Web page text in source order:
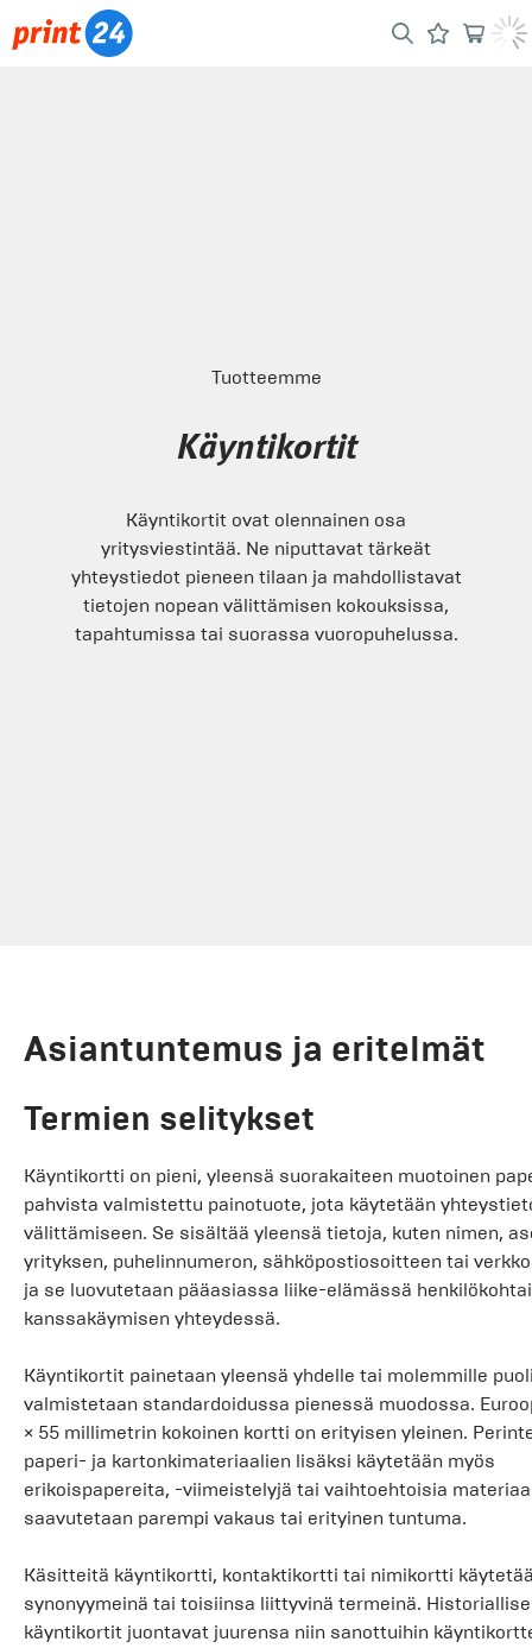
Tuotteemme
Käyntikortit
Käyntikortit ovat olennainen osa
yritysviestintää. Ne niputtavat tärkeät
yhteystiedot pieneen tilaan ja mahdollistavat
tietojen nopean välittämisen kokouksissa,
tapahtumissa tai suorassa vuoropuhelussa.
Asiantuntemus ja eritelmät
Termien selitykset
Käyntikortti on pieni, yleensä suorakaiteen muotoinen
pahvista valmistettu painotuote, jota käytetään
välittämiseen. Se sisältää yleensä tietoja, kuten nimen,
yrityksen, puhelinnumeron, sähköpostiosoitteen tai
ja se luovutetaan pääasiassa liike-elämässä
kanssakäymisen yhteydessä.
Käyntikortit painetaan yleensä yhdelle tai molemmille
valmistetaan standardoidussa pienessä muodossa.
× 55 millimetrin kokoinen kortti on erityisen yleinen.
paperi- ja kartonkimateriaalien lisäksi käytetään myös
erikoispapereita, -viimeistelyjä tai vaihtoehtoisia
saavutetaan parempi vakaus tai erityinen tuntuma.
Käsitteitä käyntikortti, kontaktikortti tai nimikortti
synonyymeinä tai toisiinsa liittyvinä termeinä.
käyntikortit juontavat juurensa niin sanottuihin